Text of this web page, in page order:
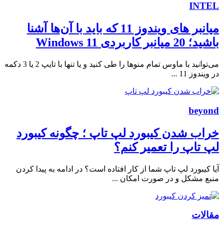
INTEL
میانبر های ویندوز 11 که باید با آن‌ها آشنا
باشید؛ 20 میانبر کاربردی Windows 11
می‌توانید با ماوس تمام منوها را طی کنید و یا تنها با تایپ 2 یا 3 دکمه
در ویندوز 11 ...
beyond
خراب شدن کیبورد لپ تاپ ؛ چگونه کیبورد
لپ تاپ را تعمیر کنم؟
آیا کیبورد لپ تاپ شما از کار افتاده است؟ در ادامه به پیدا کردن
منبع مشکل و در صورت امکان ...
مقالات